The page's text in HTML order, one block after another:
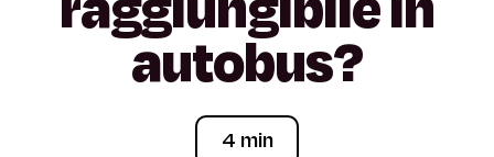
autobus?
4 min